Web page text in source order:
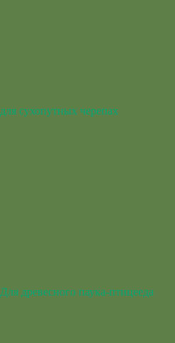
для сухопутных черепах
Для древесного паука-птицееда